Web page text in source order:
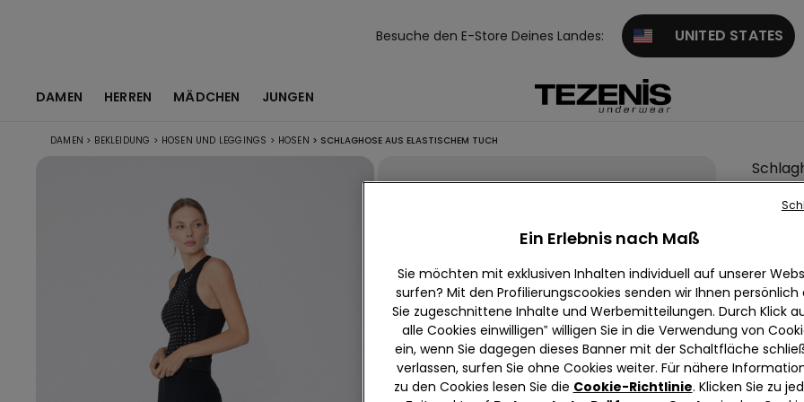
Besuche den E-Store Deines Landes: UNITED STATES
DAMEN HERREN MÄDCHEN JUNGEN
DAMEN > BEKLEIDUNG > HOSEN UND LEGGINGS > HOSEN > SCHLAGHOSE AUS ELASTISCHEM TUCH
€
Regulärer
5,0
Ein Erlebnis nach Maß
Sie möchten mit exklusiven Inhalten individuell auf unserer
surfen? Mit den Profilierungscookies senden wir Ihnen persönlich
Sie zugeschnittene Inhalte und Werbemitteilungen. Durch Klick
alle Cookies einwilligen‟ willigen Sie in die Verwendung von
ein, wenn Sie dagegen dieses Banner mit der Schaltfläche
verlassen, surfen Sie ohne Cookies weiter. Für nähere
zu den Cookies lesen Sie die Cookie-Richtlinie. Klicken Sie zu